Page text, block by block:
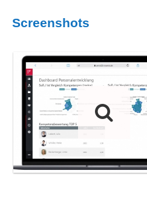
Screenshots